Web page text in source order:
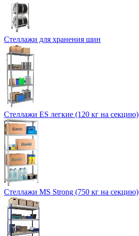
Стеллажи для хранения шин
Стеллажи ES легкие (120 кг на секцию)
Стеллажи MS Strong (750 кг на секцию)